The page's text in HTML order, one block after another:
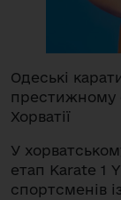
Одеські
престижному
Хорватії
У
етап Karate 1
спортсменів